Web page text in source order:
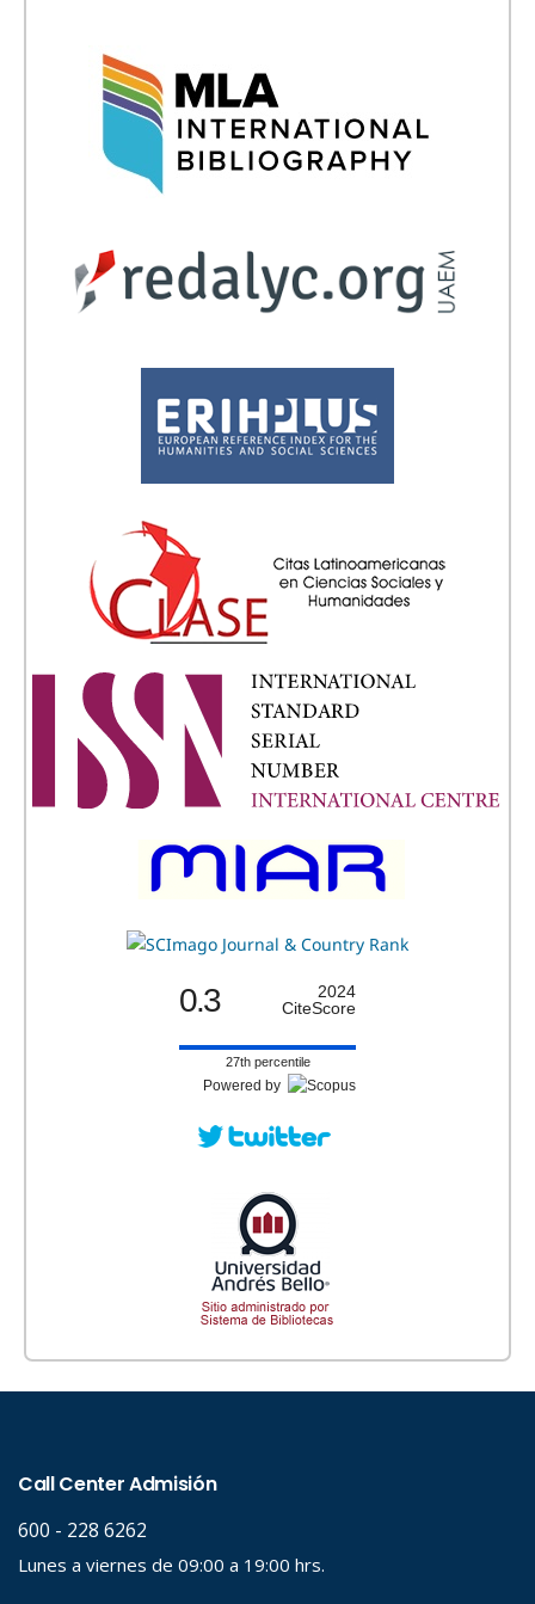
0.3
2024
CiteScore
27th percentile
Powered by